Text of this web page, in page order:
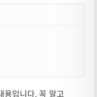
이, 삼각형의
용입니다. 꼭 알고